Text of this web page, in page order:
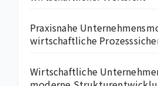
Praxisnahe
wirtschaftliche
Wirtschaftliche